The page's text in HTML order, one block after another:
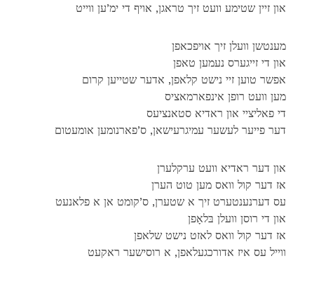
און זיין שטימע וועט זיך טראגן, אויף די ימ’ען ווייט
מענטשן וועלן זיך אויפכאפן
און די זייגערס נעמען טאפן
אפשר טוען זיי נישט קלאפן, אדער שטייען קרום
מען וועט רופן אינפארמאציס
די פאליציי און ראדיא סטאנציעס
דער פייער לעשער עמיגרעישאן, ס’פארנומען אומעטום
און דער ראדיא וועט ערקלערן
אז דער קול וואס מען טוט הערן
עס דערנענטערט זיך א שטערן, ס’קומט אן א פלאנעט
און די רוסן וועלן בּלאָפן
אז דער קול וואס לאזט נישט שלאפן
ווייל עס איז אדורכגעלאפן, א רוסישער ראקעט